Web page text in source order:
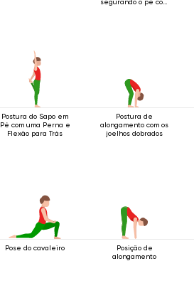
segurando o pé com
Postura do Sapo em
Pé com uma Perna e
Flexão para Trás
Postura de
alongamento com os
joelhos dobrados
Pose do cavaleiro
Posição de
alongamento